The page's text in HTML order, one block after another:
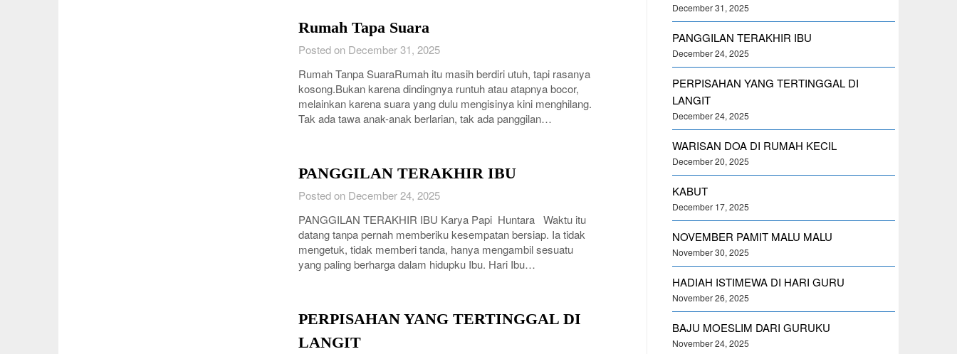
Rumah Tapa Suara
Posted on December 31, 2025
Rumah Tanpa SuaraRumah itu masih berdiri utuh, tapi rasanya
kosong.Bukan karena dindingnya runtuh atau atapnya bocor,
melainkan karena suara yang dulu mengisinya kini menghilang.
Tak ada tawa anak-anak berlarian, tak ada panggilan…
PANGGILAN TERAKHIR IBU
Posted on December 24, 2025
PANGGILAN TERAKHIR IBU Karya Papi Huntara Waktu itu
datang tanpa pernah memberiku kesempatan bersiap. Ia tidak
mengetuk, tidak memberi tanda, hanya mengambil sesuatu
yang paling berharga dalam hidupku Ibu. Hari Ibu…
PERPISAHAN YANG TERTINGGAL DI
LANGIT
December 31, 2025
PANGGILAN TERAKHIR IBU
December 24, 2025
PERPISAHAN YANG TERTINGGAL DI
LANGIT
December 24, 2025
WARISAN DOA DI RUMAH KECIL
December 20, 2025
KABUT
December 17, 2025
NOVEMBER PAMIT MALU MALU
November 30, 2025
HADIAH ISTIMEWA DI HARI GURU
November 26, 2025
BAJU MOESLIM DARI GURUKU
November 24, 2025